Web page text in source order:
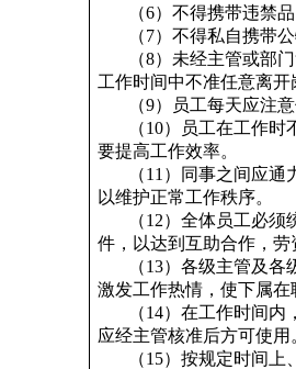
（6）不得携带违禁
（7）不得私自携带
（8）未经主管或部
工作时间中不准任意离
（9）员工每天应注
（10）员工在工作时
要提高工作效率。
（11 ）同事之间应通
以维护正常工作秩序。
（12）全体员工必须
件，以达到互助合作，
（13）各级主管及各
激发工作热情，使下属
（14）在工作时间内
应经主管核准后方可使用
（15）按规定时间上